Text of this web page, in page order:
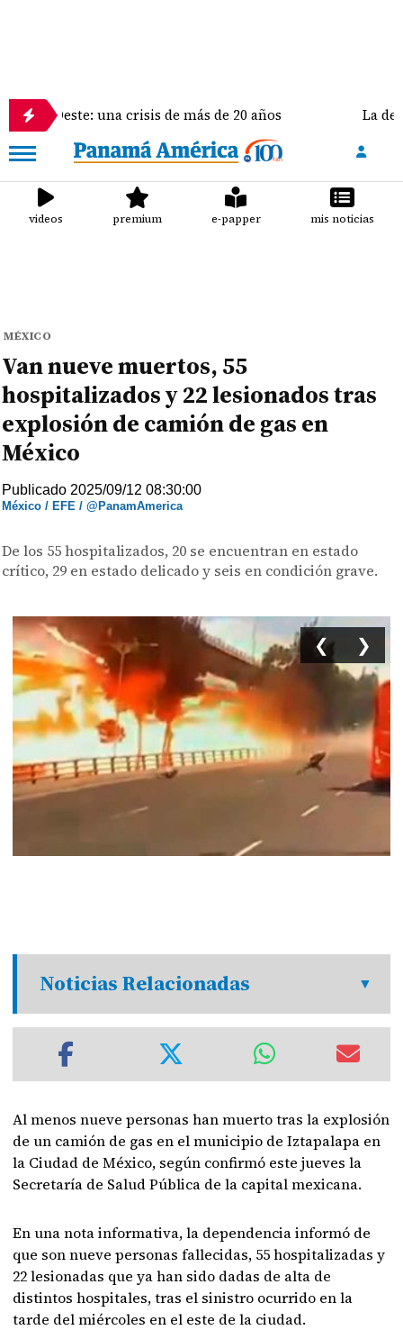
una crisis de más de 20 años La delegación
videos premium e-papper mis noticias
MÉXICO
Van nueve muertos, 55
hospitalizados y 22 lesionados tras
explosión de camión de gas en
México
Publicado 2025/09/12 08:30:00
México / EFE / @PanamAmerica
De los 55 hospitalizados, 20 se encuentran en estado
crítico, 29 en estado delicado y seis en condición grave.
❮ ❯
Noticias Relacionadas
Al menos nueve personas han muerto tras la explosión
de un camión de gas en el municipio de Iztapalapa en
la Ciudad de México, según confirmó este jueves la
Secretaría de Salud Pública de la capital mexicana.
En una nota informativa, la dependencia informó de
que son nueve personas fallecidas, 55 hospitalizadas y
22 lesionadas que ya han sido dadas de alta de
distintos hospitales, tras el sinistro ocurrido en la
tarde del miércoles en el este de la ciudad.